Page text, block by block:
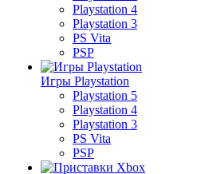
Playstation 4
Playstation 3
PS Vita
PSP
Игры Playstation
Playstation 5
Playstation 4
Playstation 3
PS Vita
PSP